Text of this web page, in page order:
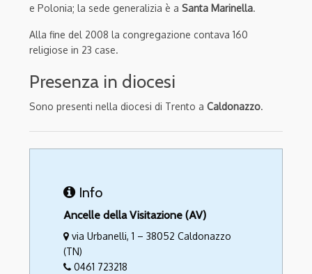
e Polonia; la sede generalizia è a Santa Marinella.
Alla fine del 2008 la congregazione contava 160
religiose in 23 case.
Presenza in diocesi
Sono presenti nella diocesi di Trento a Caldonazzo.
Info
Ancelle della Visitazione (AV)
via Urbanelli, 1 – 38052 Caldonazzo
(TN)
0461 723218